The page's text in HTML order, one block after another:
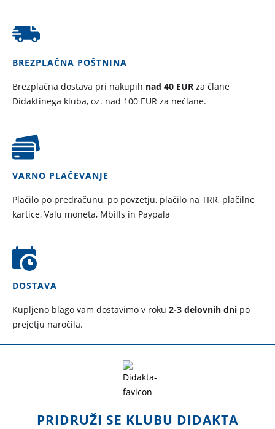
BREZPLAČNA POŠTNINA
Brezplačna dostava pri nakupih nad 40 EUR za člane
Didaktinega kluba, oz. nad 100 EUR za nečlane.
VARNO PLAČEVANJE
Plačilo po predračunu, po povzetju, plačilo na TRR, plačilne
kartice, Valu moneta, Mbills in Paypala
DOSTAVA
Kupljeno blago vam dostavimo v roku 2-3 delovnih dni po
prejetju naročila.
PRIDRUŽI SE KLUBU DIDAKTA